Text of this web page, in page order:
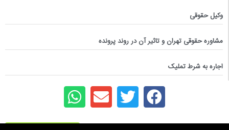
وکیل حقوقی
مشاوره حقوقی تهران و تاثیر آن در روند پرونده
اجاره به شرط تملیک